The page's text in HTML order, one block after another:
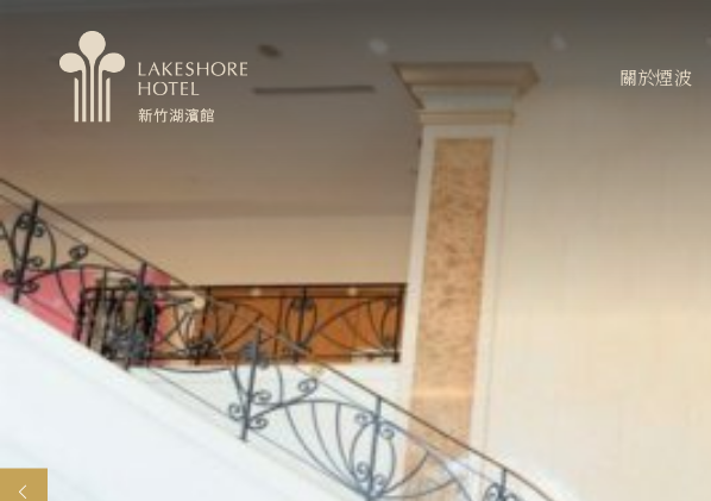
關於煙波
MENU
關於煙波
婚宴會議
卡樂次元